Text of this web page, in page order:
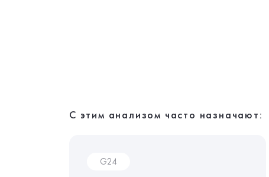
С этим анализом часто назначают:
G24